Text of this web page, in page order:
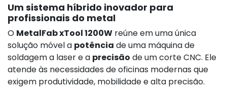
Um sistema híbrido inovador para
profissionais do metal
O MetalFab xTool 1200W reúne em uma única
solução móvel a potência de uma máquina de
soldagem a laser e a precisão de um corte CNC. Ele
atende às necessidades de oficinas modernas que
exigem produtividade, mobilidade e alta precisão.